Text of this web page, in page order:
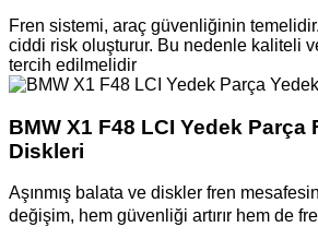
Fren sistemi, araç güvenliğinin
ciddi risk oluşturur. Bu nedenle kaliteli
tercih edilmelidir
BMW X1 F48 LCI Yedek Parça
Diskleri
Aşınmış balata ve diskler fren
değişim, hem güvenliği artırır hem de